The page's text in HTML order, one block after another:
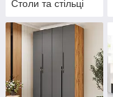
Столи та стільці